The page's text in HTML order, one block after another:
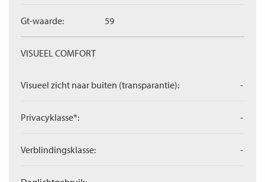
Gt-waarde: 59
VISUEEL COMFORT
Visueel zicht naar buiten (transparantie): -
Privacyklasse*: -
Verblindingsklasse: -